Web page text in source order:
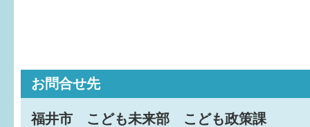
お問合せ先
福井市 こども未来部 こども政策課